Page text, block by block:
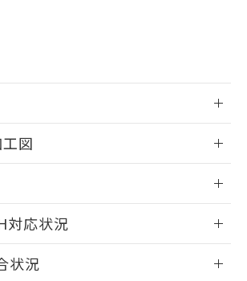
図
きます。
対応状況
状況
対応品が混在することから備考
を記載しておりました。
て対応品への在庫切替を完了
とから、特段のことがない限
1月12日より割愛しておりま